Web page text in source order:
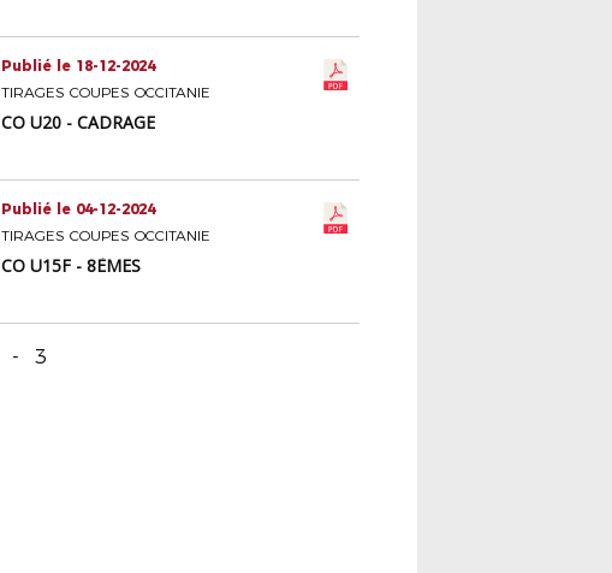
Publié le 18-12-2024
TIRAGES COUPES OCCITANIE
CO U20 - CADRAGE
Publié le 04-12-2024
TIRAGES COUPES OCCITANIE
CO U15F - 8ÈMES
- 3